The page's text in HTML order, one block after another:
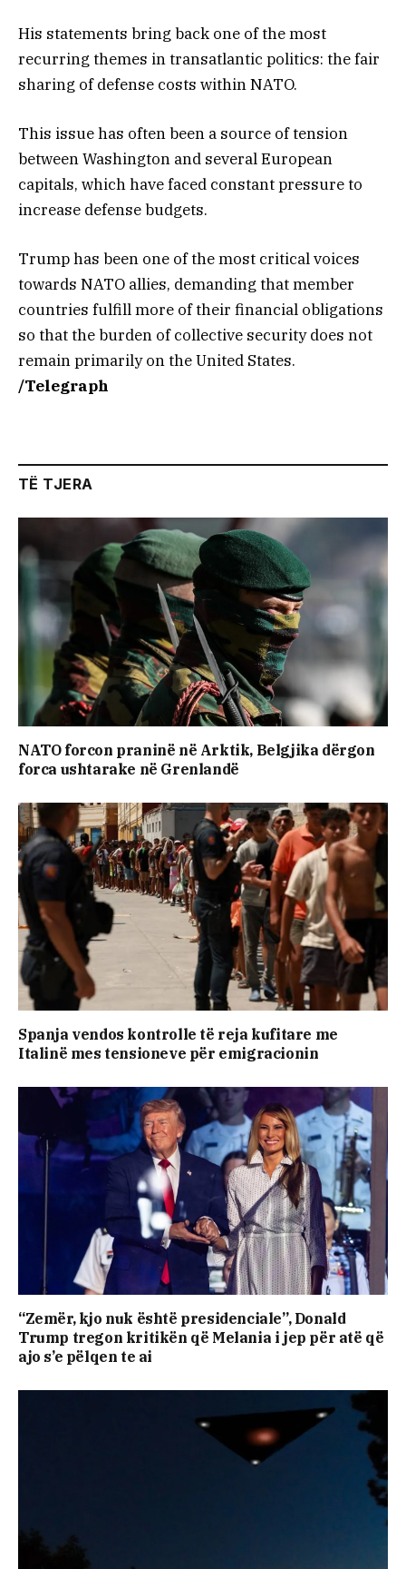
His statements bring back one of the most
recurring themes in transatlantic politics: the fair
sharing of defense costs within NATO.
This issue has often been a source of tension
between Washington and several European
capitals, which have faced constant pressure to
increase defense budgets.
Trump has been one of the most critical voices
towards NATO allies, demanding that member
countries fulfill more of their financial obligations
so that the burden of collective security does not
remain primarily on the United States.
/Telegraph
TË TJERA
NATO forcon praninë në Arktik, Belgjika dërgon
forca ushtarake në Grenlandë
Spanja vendos kontrolle të reja kufitare me
Italinë mes tensioneve për emigracionin
“Zemër, kjo nuk është presidenciale”, Donald
Trump tregon kritikën që Melania i jep për atë që
ajo s’e pëlqen te ai